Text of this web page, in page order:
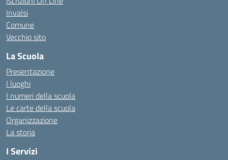
Invalsi
Comune
Vecchio sito
La Scuola
Presentazione
I luoghi
I numeri della scuola
Le carte della scuola
Organizzazione
La storia
I Servizi